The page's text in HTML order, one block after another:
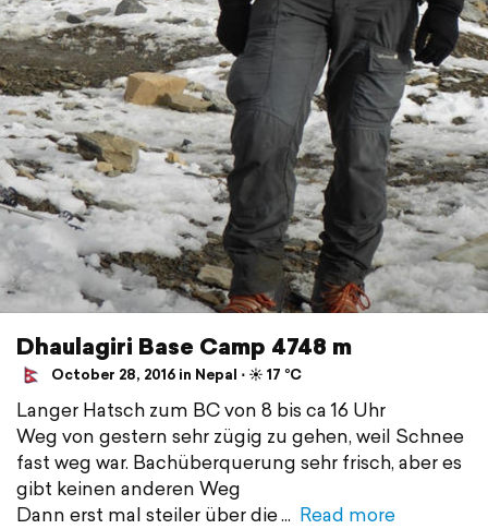
Dhaulagiri Base Camp 4748 m
October 28, 2016 in Nepal ⋅ ☀️ 17 °C
Langer Hatsch zum BC von 8 bis ca 16 Uhr
Weg von gestern sehr zügig zu gehen, weil Schnee
fast weg war. Bachüberquerung sehr frisch, aber es
gibt keinen anderen Weg
Dann erst mal steiler über die
Read more